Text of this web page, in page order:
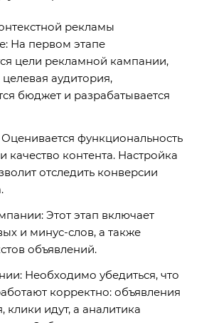
рекламы
На первом этапе
цели рекламной кампании,
аудитория,
бюджет и разрабатывается
функциональность
качество контента. Настройка
отследить конверсии
Этот этап включает
и минус-слов, а также
объявлений.
Необходимо убедиться, что
корректно: объявления
клики идут, а аналитика